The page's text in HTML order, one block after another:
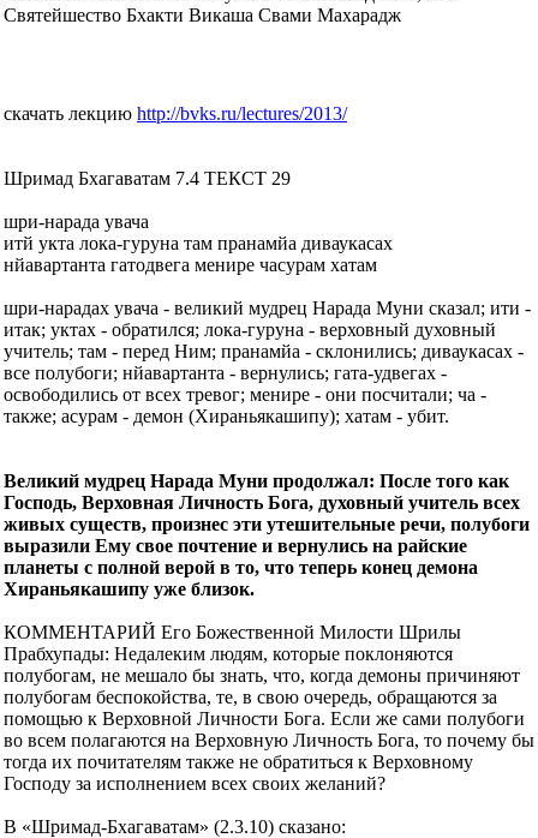
Святейшество Бхакти Викаша Свами Махарадж
скачать лекцию http://bvks.ru/lectures/2013/
Шримад Бхагаватам 7.4 ТЕКСТ 29
шри-нарада увача
итй укта лока-гуруна там пранамйа диваукасах
нйавартанта гатодвега менире часурам хатам
шри-нарадах увача - великий мудрец Нарада Муни сказал; ити -
итак; уктах - обратился; лока-гуруна - верховный духовный
учитель; там - перед Ним; пранамйа - склонились; диваукасах -
все полубоги; нйавартанта - вернулись; гата-удвегах -
освободились от всех тревог; менире - они посчитали; ча -
также; асурам - демон (Хираньякашипу); хатам - убит.
Великий мудрец Нарада Муни продолжал: После того как
Господь, Верховная Личность Бога, духовный учитель всех
живых существ, произнес эти утешительные речи, полубоги
выразили Ему свое почтение и вернулись на райские
планеты с полной верой в то, что теперь конец демона
Хираньякашипу уже близок.
КОММЕНТАРИЙ Его Божественной Милости Шрилы
Прабхупады: Недалеким людям, которые поклоняются
полубогам, не мешало бы знать, что, когда демоны причиняют
полубогам беспокойства, те, в свою очередь, обращаются за
помощью к Верховной Личности Бога. Если же сами полубоги
во всем полагаются на Верховную Личность Бога, то почему бы
тогда их почитателям также не обратиться к Верховному
Господу за исполнением всех своих желаний?
В «Шримад-Бхагаватам» (2.3.10) сказано: